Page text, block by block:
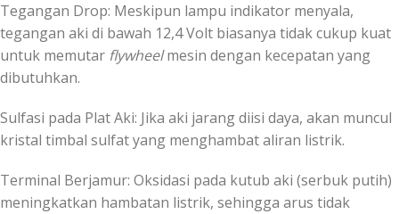
Tegangan Drop: Meskipun lampu indikator menyala,
tegangan aki di bawah 12,4Volt biasanya tidak cukup kuat
untuk memutar flywheelmesin dengan kecepatan yang
dibutuhkan.
Sulfasi pada Plat Aki: Jika aki jarang diisi daya, akan muncul
kristal timbal sulfat yang menghambat aliran listrik.
Terminal Berjamur: Oksidasi pada kutub aki (serbuk putih)
meningkatkan hambatan listrik, sehingga arus tidak